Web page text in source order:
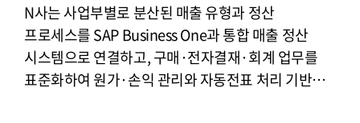
N사는 사업부별로 분산된 매출 유형과 정산
프로세스를 SAP Business One과 통합 매출 정산
시스템으로 연결하고, 구매·전자결재·회계 업무를
표준화하여 원가·손익 관리와 자동전표 처리 기반을